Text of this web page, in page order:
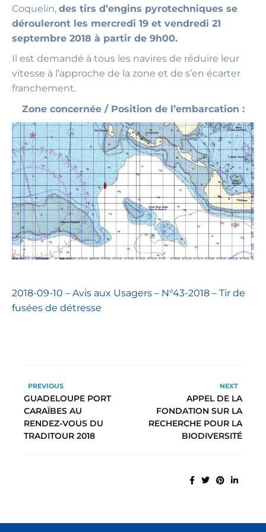
Coquelin, des tirs d’engins pyrotechniques se
dérouleront les mercredi 19 et vendredi 21
septembre 2018 à partir de 9h00.
Il est demandé à tous les navires de réduire leur
vitesse à l’approche de la zone et de s’en écarter
franchement.
Zone concernée / Position de l’embarcation :
2018-09-10 – Avis aux Usagers – N°43-2018 – Tir de
fusées de détresse
PREVIOUS
GUADELOUPE PORT
CARAÏBES AU
RENDEZ-VOUS DU
TRADITOUR 2018
NEXT
APPEL DE LA
FONDATION SUR LA
RECHERCHE POUR LA
BIODIVERSITÉ